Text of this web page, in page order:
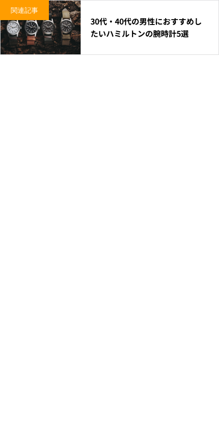
関連記事
30代・40代の男性におすすめし
たいハミルトンの腕時計5選